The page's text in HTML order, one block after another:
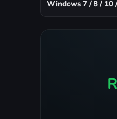
Windows 7 / 8 / 10